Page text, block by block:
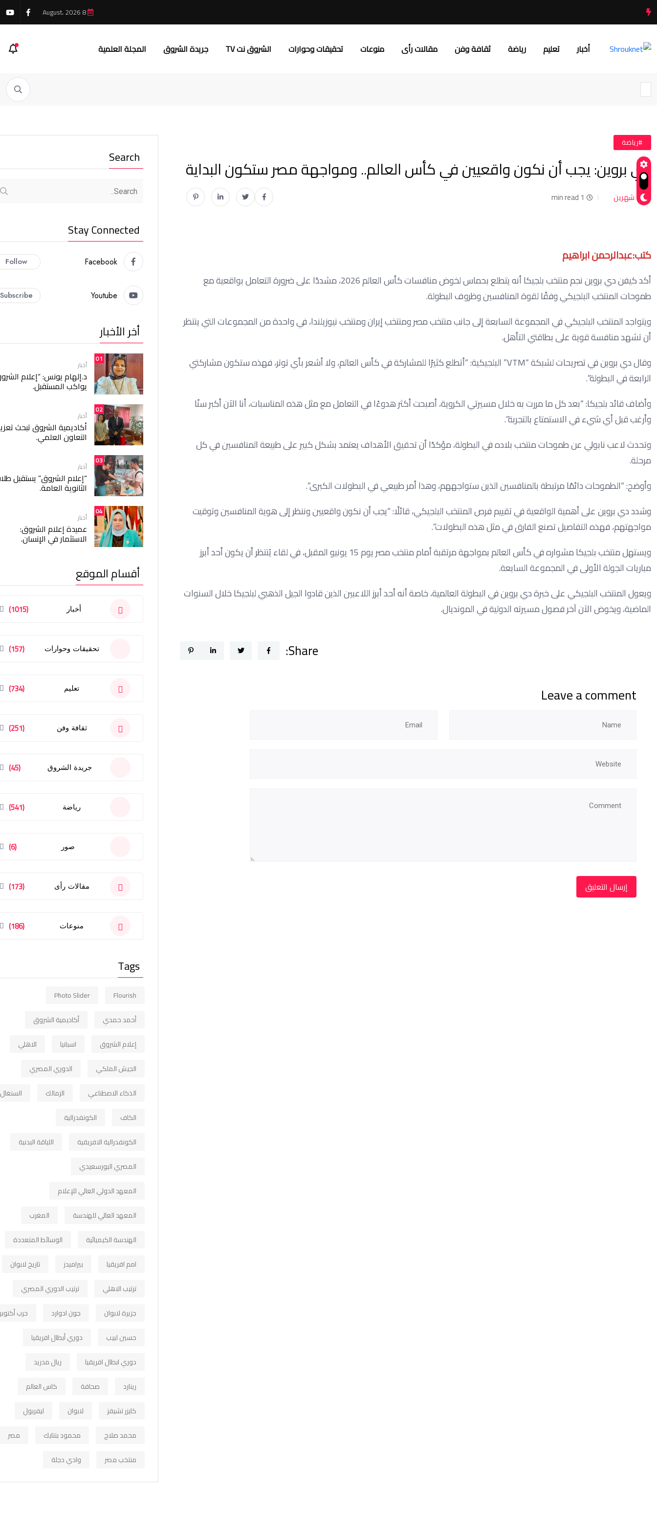
أخبار تعليم رياضة ثقافة وفن مقالات رأى منوعات تحقيقات وحوارات الشروق نت TV جريدة الشروق المجلة العلمية
#رياضة
دي بروين: يجب أن نكون واقعيين في كأس العالم.. ومواجهة مصر ستكون البداية
شهرين 1 min read
كتب:عبدالرحمن ابراهيم
أكد كيفن دي بروين نجم منتخب بلجيكا أنه يتطلع بحماس لخوض منافسات كأس العالم 2026، مشددًا على ضرورة التعامل بواقعية مع
طموحات المنتخب البلجيكي وفقًا لقوة المنافسين وظروف البطولة.
ويتواجد المنتخب البلجيكي في المجموعة السابعة إلى جانب منتخب مصر ومنتخب إيران ومنتخب نيوزيلندا، في واحدة من المجموعات التي ينتظر
أن تشهد منافسة قوية على بطاقتي التأهل.
وقال دي بروين في تصريحات لشبكة “VTM” البلجيكية: “أتطلع كثيرًا للمشاركة في كأس العالم، ولا أشعر بأي توتر، فهذه ستكون مشاركتي
الرابعة في البطولة”.
وأضاف قائد بلجيكا: “بعد كل ما مررت به خلال مسيرتي الكروية، أصبحت أكثر هدوءًا في التعامل مع مثل هذه المناسبات، أنا الآن أكبر سنًا
وأرغب قبل أي شيء في الاستمتاع بالتجربة”.
وتحدث لاعب نابولي عن طموحات منتخب بلاده في البطولة، مؤكدًا أن تحقيق الأهداف يعتمد بشكل كبير على طبيعة المنافسين في كل
مرحلة.
وأوضح: “الطموحات دائمًا مرتبطة بالمنافسين الذين ستواجههم، وهذا أمر طبيعي في البطولات الكبرى”.
وشدد دي بروين على أهمية الواقعية في تقييم فرص المنتخب البلجيكي، قائلًا: “يجب أن نكون واقعيين وننظر إلى هوية المنافسين وتوقيت
مواجهتهم، فهذه التفاصيل تصنع الفارق في مثل هذه البطولات”.
ويستهل منتخب بلجيكا مشواره في كأس العالم بمواجهة مرتقبة أمام منتخب مصر يوم 15 يونيو المقبل، في لقاء يُنتظر أن يكون أحد أبرز
مباريات الجولة الأولى في المجموعة السابعة.
ويعول المنتخب البلجيكي على خبرة دي بروين في البطولة العالمية، خاصة أنه أحد أبرز اللاعبين الذين قادوا الجيل الذهبي لبلجيكا خلال السنوات
الماضية، ويخوض الآن آخر فصول مسيرته الدولية في المونديال.
Share:
Leave a comment
Search
Stay Connected
Facebook
Follow
Youtube
Subscribe
أخر الأخبار
01
أخبار
د.إلهام يونس: “إعلام
يواكب المستقبل.
02
أخبار
أكاديمية الشروق تبحث
التعاون العلمي.
03
أخبار
“إعلام الشروق” يستقبل
الثانوية العامة.
04
أخبار
عميدة إعلام الشروق:
الاستثمار في الإنسان.
أقسام الموقع
أخبار (1015)
تحقيقات وحوارات (157)
تعليم (734)
ثقافة وفن (251)
جريدة الشروق (45)
رياضة (541)
صور (6)
مقالات رأى (173)
منوعات (186)
Tags
Flourish
Photo Slider
أحمد حمدي
أكاديمية الشروق
إعلام الشروق
اسبانيا
الاهلي
الجيش الملكي
الدوري المصري
الذكاء الاصطناعي
الزمالك
السنغال
الكاف
الكونفدرالية
الكونفدرالية الافريقية
اللياقة البدنية
المصري البورسعيدي
المعهد الدولي العالي للإعلام
المعهد العالي للهندسة
المغرب
الهندسة الكيميائية
الوسائط المتعددة
امم افريقيا
بيراميدز
تاريخ لابوان
ترتيب الاهلي
ترتيب الدوري المصري
جزيرة لابوان
جون ادوارد
حرب أكتوبر
حسين لبيب
دوري أبطال افريقيا
دوري ابطال افريقيا
ريال مدريد
رينارد
صحافة
كاس العالم
كايزر تشيفز
لابوان
ليفربول
محمد صلاح
محمود بنتايك
مصر
منتخب مصر
وادي دجلة